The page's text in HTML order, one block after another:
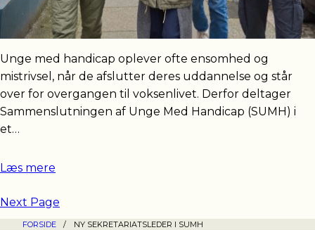
Unge med handicap oplever ofte ensomhed og
mistrivsel, når de afslutter deres uddannelse og står
over for overgangen til voksenlivet. Derfor deltager
Sammenslutningen af Unge Med Handicap (SUMH) i
et…
Læs mere
Next Page
FORSIDE / NY SEKRETARIATSLEDER I SUMH